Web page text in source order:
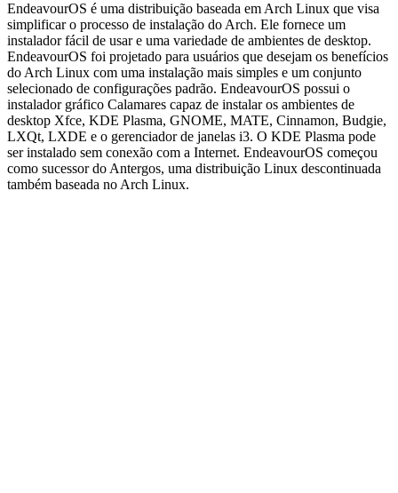
EndeavourOS é uma distribuição baseada em Arch Linux que visa
simplificar o processo de instalação do Arch. Ele fornece um
instalador fácil de usar e uma variedade de ambientes de desktop.
EndeavourOS foi projetado para usuários que desejam os benefícios
do Arch Linux com uma instalação mais simples e um conjunto
selecionado de configurações padrão. EndeavourOS possui o
instalador gráfico Calamares capaz de instalar os ambientes de
desktop Xfce, KDE Plasma, GNOME, MATE, Cinnamon, Budgie,
LXQt, LXDE e o gerenciador de janelas i3. O KDE Plasma pode
ser instalado sem conexão com a Internet. EndeavourOS começou
como sucessor do Antergos, uma distribuição Linux descontinuada
também baseada no Arch Linux.